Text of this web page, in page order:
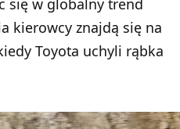
się w globalny trend
kierowcy znajdą się na
Toyota uchyli rąbka